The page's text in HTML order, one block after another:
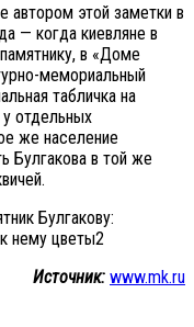
автором этой заметки в
— когда киевляне в
в «Доме
мемориальный
табличка на
отдельных
же население
Булгакова в той же
Источник: www.mk.ru